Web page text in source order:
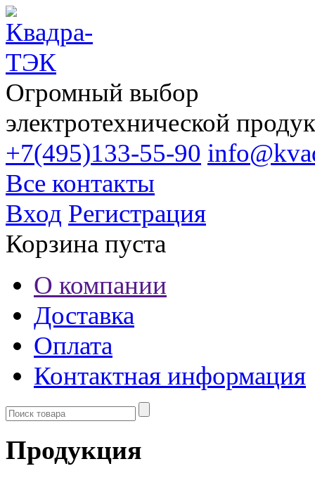
Огромный выбор
электротехнической
+7(495)133-55-90
Все контакты
Вход Регистрация
Корзина пуста
О компании
Доставка
Оплата
Контактная информация
Продукция